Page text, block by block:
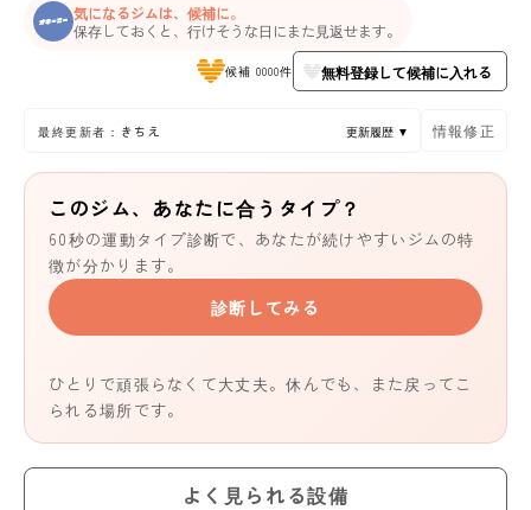
気になるジムは、候補に。
保存しておくと、行けそうな日にまた見返せます。
候補 0000件 無料登録して候補に入れる
最終更新者：きちえ 更新履歴 ▼ 情報修正
このジム、あなたに合うタイプ？
60秒の運動タイプ診断で、あなたが続けやすいジムの特
徴が分かります。
診断してみる
ひとりで頑張らなくて大丈夫。休んでも、また戻ってこ
られる場所です。
よく見られる設備